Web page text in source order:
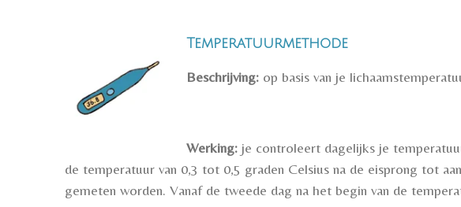
Temperatuurmethode
Beschrijving: op basis van je
Werking: je controleert dagelijks je
de temperatuur van 0,3 tot 0,5 graden Celsius na de eisprong tot
gemeten worden. Vanaf de tweede dag na het begin van de